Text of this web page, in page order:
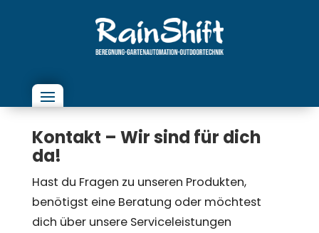
Kontakt – Wir sind für dich
da!
Hast du Fragen zu unseren Produkten,
benötigst eine Beratung oder möchtest
dich über unsere Serviceleistungen